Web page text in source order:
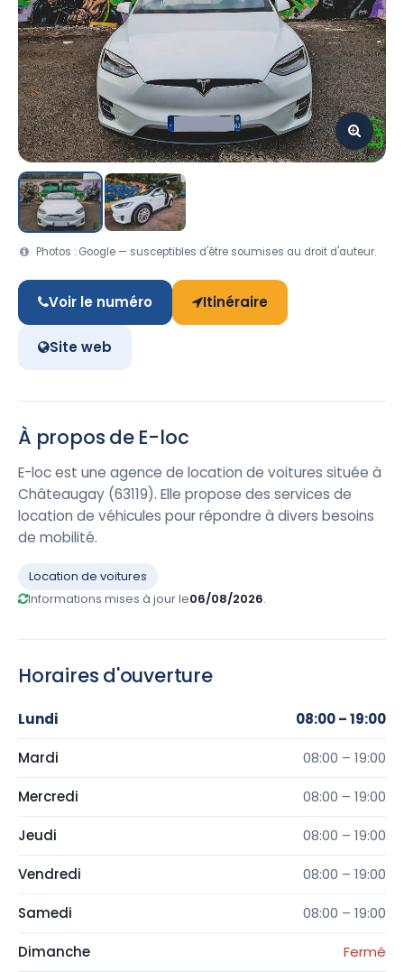
Photos : Google — susceptibles d'être soumises au droit d'auteur.
Voir le numéro Itinéraire
Site web
À propos de E-loc
E-loc est une agence de location de voitures située à
Châteaugay (63119). Elle propose des services de
location de véhicules pour répondre à divers besoins
de mobilité.
Location de voitures
Informations mises à jour le06/08/2026.
Horaires d'ouverture
Lundi 08:00 – 19:00
Mardi 08:00 – 19:00
Mercredi 08:00 – 19:00
Jeudi 08:00 – 19:00
Vendredi 08:00 – 19:00
Samedi 08:00 – 19:00
Dimanche Fermé